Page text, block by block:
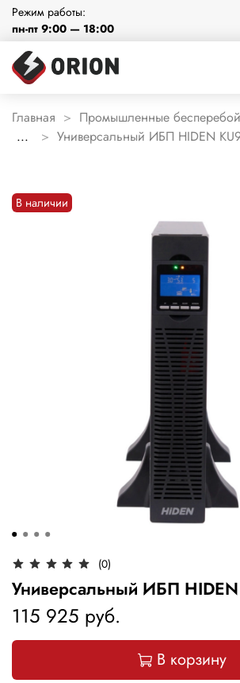
Режим работы:
пн-пт 9:00 — 18:00
Главная
Промышленные
...
Универсальный ИБП HIDEN
В наличии
(0)
Универсальный ИБП HIDEN
115 925 руб.
В корзину